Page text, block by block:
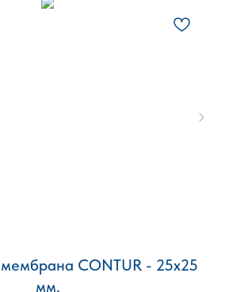
CONTUR - 25х25
мм.